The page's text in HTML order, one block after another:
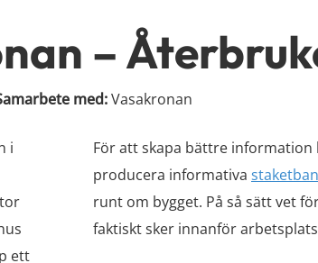
–
med:Vasakronan
i
ett
För att skapa bättre
producera informativa
runt om bygget. På så sätt vet
faktiskt sker innanför